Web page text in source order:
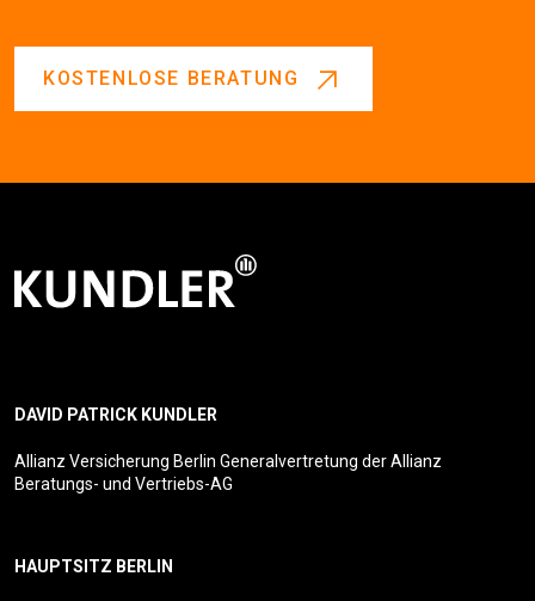
KOSTENLOSE BERATUNG
DAVID PATRICK KUNDLER
Allianz Versicherung Berlin Generalvertretung der Allianz
Beratungs- und Vertriebs-AG
HAUPTSITZ BERLIN